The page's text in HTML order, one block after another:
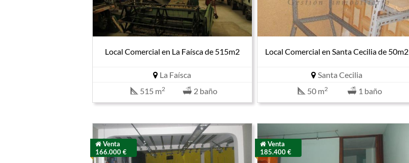
Local Comercial en La Faísca de 515m2
La Faísca
515 m2 2 baño
Local Comercial en Santa Cecilia de 50m2
Santa Cecilia
50 m2 1 baño
Venta
166.000 €
Venta
185.400 €